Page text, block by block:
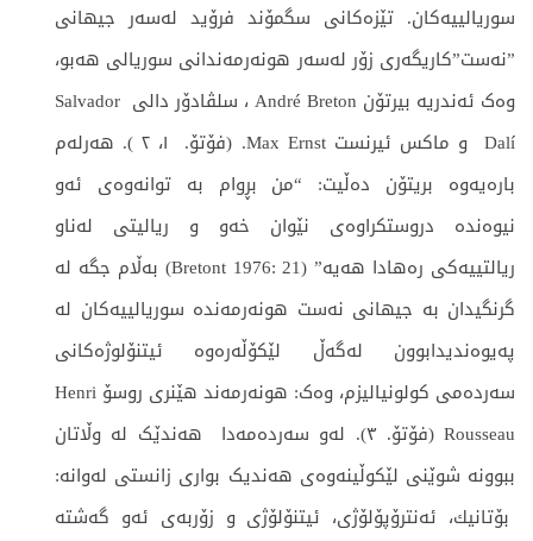
سوریالییەکان. تێزەكانی سگمۆند فرۆید لەسەر جیهانی
”نەست”کاریگەری زۆر لەسەر هونەرمەندانی سوریالی هەبو،
وەک ئەندریە بیرتۆن André Breton ، سلڤادۆر دالی Salvador
Dalí و ماکس ئیرنست Max Ernst. (فۆتۆ. ١، ٢ ). هەرلەم
بارەیەوە بریتۆن دەڵیت: “من بڕوام بە توانەوەی ئەو
نیوەندە دروستکراوەی نێوان خەو و ریالیتی لەناو
ریالتییەکی رەهادا هەیە” (Bretont 1976: 21) بەڵام جگە لە
گرنگیدان بە جیهانی نەست هونەرمەندە سوریالییەکان لە
پەیوەندیدابوون لەگەڵ لێکۆڵەرەوە ئیتنۆلوژەکانی
سەردەمی كولونیالیزم، وەک: هونەرمەند هێنری روسۆ Henri
Rousseau (فۆتۆ. ٣). لەو سەردەمەدا هەندێک لە وڵاتان
ببوونە شوێنی لێكوڵینەوەی هەندیک بواری زانستی لەوانە:
بۆتانیك، ئەنترۆپۆلۆژی، ئیتنۆلۆژی و زۆربەی ئەو گەشتە